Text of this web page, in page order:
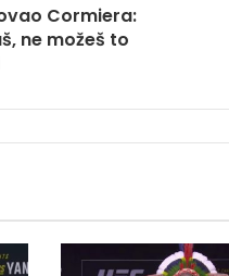
Cormiera:
ne možeš to